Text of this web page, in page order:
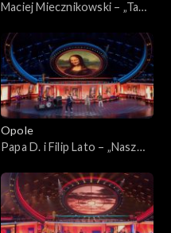
Maciej Miecznikowski – „Ta
Koncert „Zróbmy więc
prywatkę”
Opole
Papa D. i Filip Lato – „Nasz
Koncert „Zróbmy więc
prywatkę”